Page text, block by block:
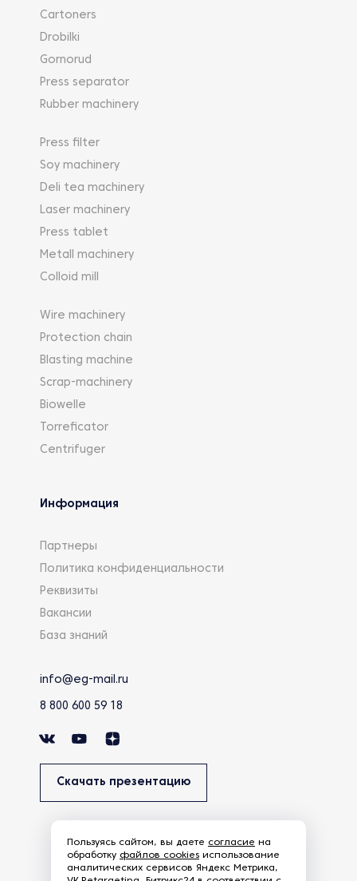
Cartoners
Drobilki
Gornorud
Press separator
Rubber machinery
Press filter
Soy machinery
Deli tea machinery
Laser machinery
Press tablet
Metall machinery
Colloid mill
Wire machinery
Protection chain
Blasting machine
Scrap-machinery
Biowelle
Torreficator
Centrifuger
Информация
Партнеры
Политика конфиденциальности
Реквизиты
Вакансии
База знаний
info@eg-mail.ru
8 800 600 59 18
Скачать презентацию
Пользуясь сайтом, вы даете согласие на
обработку файлов cookies использование
аналитических сервисов Яндекс Метрика,